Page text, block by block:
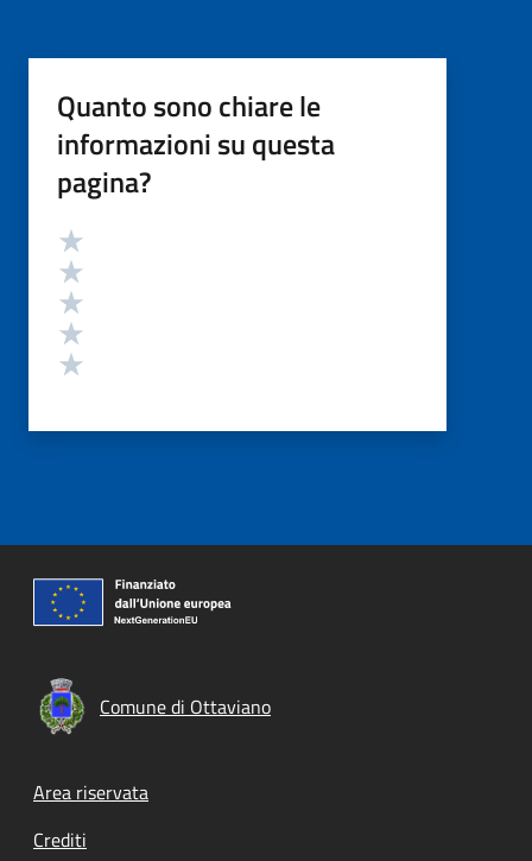
Quanto sono chiare le
informazioni su questa
pagina?
Valutazione
Comune di Ottaviano
Footer menu
Area riservata
Crediti